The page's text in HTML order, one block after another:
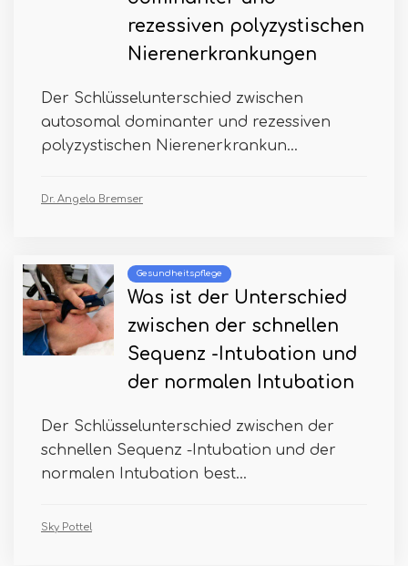
rezessiven polyzystischen
Nierenerkrankungen
Der Schlüsselunterschied zwischen
autosomal dominanter und rezessiven
polyzystischen Nierenerkrankun...
Dr. Angela Bremser
Gesundheitspflege
Was ist der Unterschied
zwischen der schnellen
Sequenz -Intubation und
der normalen Intubation
Der Schlüsselunterschied zwischen der
schnellen Sequenz -Intubation und der
normalen Intubation best...
Sky Pottel